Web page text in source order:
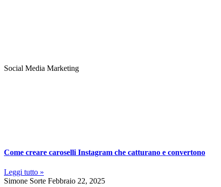
Social Media Marketing
Come creare caroselli Instagram che catturano e convertono
Leggi tutto »
Simone Sorte Febbraio 22, 2025